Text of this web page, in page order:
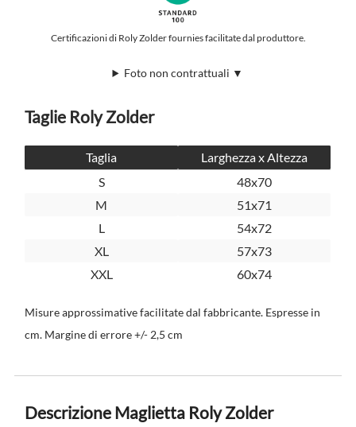
Certificazioni di Roly Zolder fournies facilitate dal produttore.
Foto non contrattuali ▼
Taglie Roly Zolder
Taglia
Larghezza x Altezza
S
48x70
M
51x71
L
54x72
XL
57x73
XXL
60x74
Misure approssimative facilitate dal fabbricante. Espresse in
cm. Margine di errore +/- 2,5 cm
Descrizione Maglietta Roly Zolder